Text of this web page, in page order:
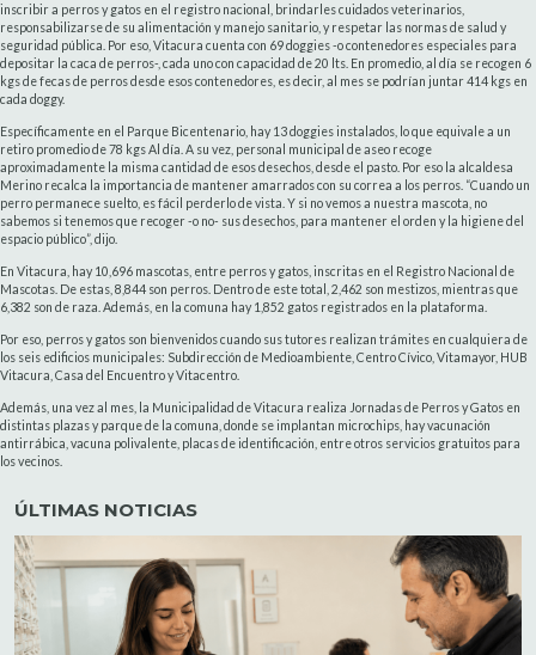
inscribir a perros y gatos en el registro nacional, brindarles cuidados veterinarios,
responsabilizarse de su alimentación y manejo sanitario, y respetar las normas de salud y
seguridad pública. Por eso, Vitacura cuenta con 69 doggies -o contenedores especiales para
depositar la caca de perros-, cada uno con capacidad de 20 lts. En promedio, al día se recogen 6
kgs de fecas de perros desde esos contenedores, es decir, al mes se podrían juntar 414 kgs en
cada doggy.
Específicamente en el Parque Bicentenario, hay 13 doggies instalados, lo que equivale a un
retiro promedio de 78 kgs Al día. A su vez, personal municipal de aseo recoge
aproximadamente la misma cantidad de esos desechos, desde el pasto. Por eso la alcaldesa
Merino recalca la importancia de mantener amarrados con su correa a los perros. “Cuando un
perro permanece suelto, es fácil perderlo de vista. Y si no vemos a nuestra mascota, no
sabemos si tenemos que recoger -o no- sus desechos, para mantener el orden y la higiene del
espacio público”, dijo.
En Vitacura, hay 10,696 mascotas, entre perros y gatos, inscritas en el Registro Nacional de
Mascotas. De estas, 8,844 son perros. Dentro de este total, 2,462 son mestizos, mientras que
6,382 son de raza. Además, en la comuna hay 1,852 gatos registrados en la plataforma.
Por eso, perros y gatos son bienvenidos cuando sus tutores realizan trámites en cualquiera de
los seis edificios municipales: Subdirección de Medioambiente, Centro Cívico, Vitamayor, HUB
Vitacura, Casa del Encuentro y Vitacentro.
Además, una vez al mes, la Municipalidad de Vitacura realiza Jornadas de Perros y Gatos en
distintas plazas y parque de la comuna, donde se implantan microchips, hay vacunación
antirrábica, vacuna polivalente, placas de identificación, entre otros servicios gratuitos para
los vecinos.
ÚLTIMAS NOTICIAS